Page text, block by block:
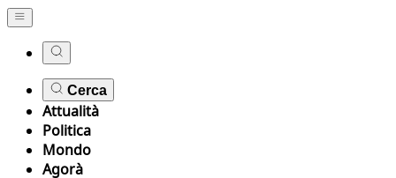
Cerca
Attualità
Politica
Mondo
Agorà